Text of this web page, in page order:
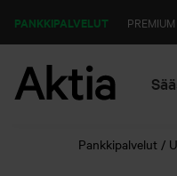
PANKKIPALVELUT
Pankkipalvelut